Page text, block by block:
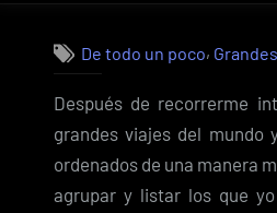
De todo un poco,
Después de recorrerme
grandes viajes del mundo
ordenados de una manera
agrupar y listar los que